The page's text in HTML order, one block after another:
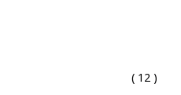
( 12 )